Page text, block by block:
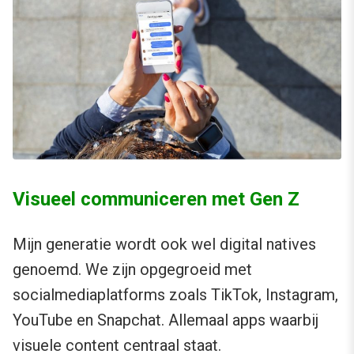
Visueel communiceren met Gen Z
Mijn generatie wordt ook wel digital natives
genoemd. We zijn opgegroeid met
socialmediaplatforms zoals TikTok, Instagram,
YouTube en Snapchat. Allemaal apps waarbij
visuele content centraal staat.